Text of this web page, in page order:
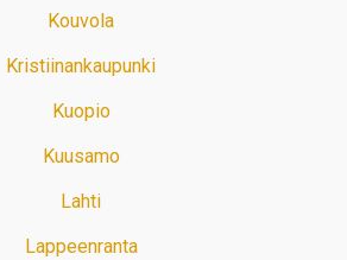
Kouvola
Kristiinankaupunki
Kuopio
Kuusamo
Lahti
Lappeenranta